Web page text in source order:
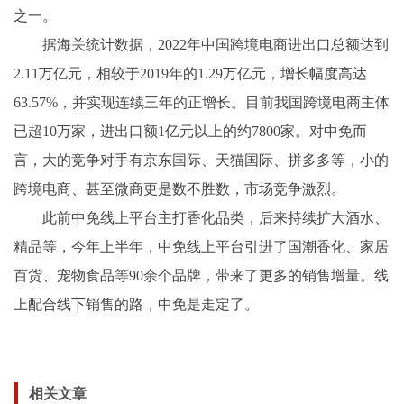
之一。
据海关统计数据，2022年中国跨境电商进出口总额达到
2.11万亿元，相较于2019年的1.29万亿元，增长幅度高达
63.57%，并实现连续三年的正增长。目前我国跨境电商主体
已超10万家，进出口额1亿元以上的约7800家。对中免而
言，大的竞争对手有京东国际、天猫国际、拼多多等，小的
跨境电商、甚至微商更是数不胜数，市场竞争激烈。
此前中免线上平台主打香化品类，后来持续扩大酒水、
精品等，今年上半年，中免线上平台引进了国潮香化、家居
百货、宠物食品等90余个品牌，带来了更多的销售增量。线
上配合线下销售的路，中免是走定了。
相关文章